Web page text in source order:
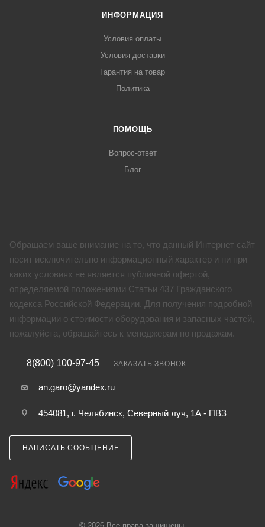
ИНФОРМАЦИЯ
Условия оплаты
Условия доставки
Гарантия на товар
Политика
ПОМОЩЬ
Вопрос-ответ
Блог
Обращаем ваше внимание на то, что данный Интернет сайт
носит исключительно информационный характер и ни при
каких условиях не является публичной офертой,
определяемой положениями Статьи 437 Гражданского
кодекса Российской Федерации. Для получения подробной
информации о стоимости оборудования и запасных частей,
пожалуйста, обращайтесь к менеджерам по продажам.
8(800) 100-97-45 ЗАКАЗАТЬ ЗВОНОК
an.garo@yandex.ru
454081, г. Челябинск, Северный луч, 1А - ПВЗ
НАПИСАТЬ СООБЩЕНИЕ